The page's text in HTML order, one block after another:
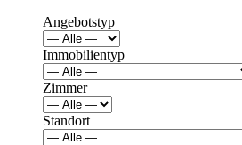
Angebotstyp
Immobilientyp
Zimmer
Standort